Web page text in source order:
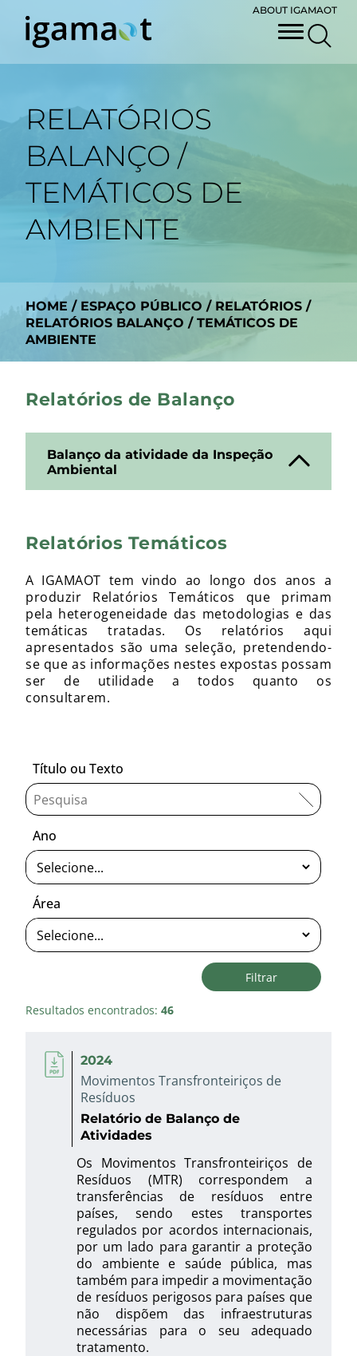
ABOUT IGAMAOT
RELATÓRIOS
BALANÇO /
TEMÁTICOS DE
AMBIENTE
HOME / ESPAÇO PÚBLICO / RELATÓRIOS /
RELATÓRIOS BALANÇO / TEMÁTICOS DE
AMBIENTE
Relatórios de Balanço
Balanço da atividade da Inspeção
Ambiental
Relatórios Temáticos
A IGAMAOT tem vindo ao longo dos anos a
produzir Relatórios Temáticos que primam
pela heterogeneidade das metodologias e das
temáticas tratadas. Os relatórios aqui
apresentados são uma seleção, pretendendo-
se que as informações nestes expostas possam
ser de utilidade a todos quanto os
consultarem.
Título ou Texto
Ano
Área
Filtrar
Resultados encontrados: 46
2024
Movimentos Transfronteiriços de
Resíduos
Relatório de Balanço de
Atividades
Os Movimentos Transfronteiriços de
Resíduos (MTR) correspondem a
transferências de resíduos entre
países, sendo estes transportes
regulados por acordos internacionais,
por um lado para garantir a proteção
do ambiente e saúde pública, mas
também para impedir a movimentação
de resíduos perigosos para países que
não dispõem das infraestruturas
necessárias para o seu adequado
tratamento.